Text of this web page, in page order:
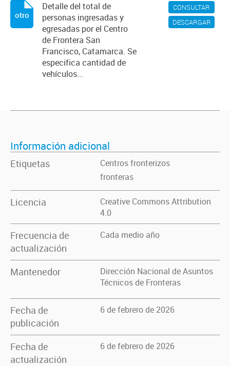
CONSULTAR
DESCARGAR
Detalle del total de
personas ingresadas y
egresadas por el Centro
de Frontera San
Francisco, Catamarca. Se
especifica cantidad de
vehículos...
otro
Información adicional
Etiquetas
Centros fronterizos
fronteras
Licencia
Creative Commons Attribution
4.0
Frecuencia de
actualización
Cada medio año
Mantenedor
Dirección Nacional de Asuntos
Técnicos de Fronteras
Fecha de
publicación
6 de febrero de 2026
Fecha de
actualización
6 de febrero de 2026